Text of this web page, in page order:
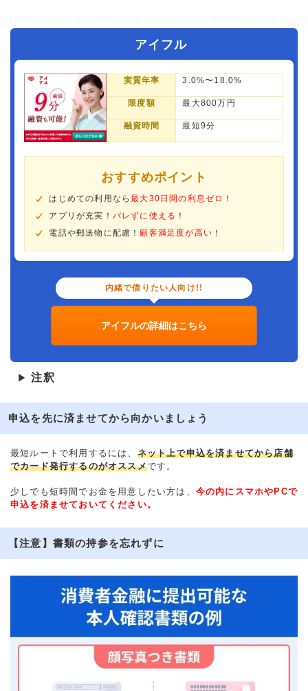
アイフル
実質年率 3.0%〜18.0%
限度額 最大800万円
融資時間 最短9分
おすすめポイント
はじめての利用なら最大30日間の利息ゼロ ！
アプリが充実！ バレずに使える ！
電話や郵送物に配慮！顧客満足度が高い ！
内緒で借りたい人向け!!
アイフルの詳細はこちら
▶ 注釈
申込を先に済ませてから向かいましょう
最短ルートで利用するには、 ネット上で申込を済ませてから店舗
でカード発行するのがオススメです。
少しでも短時間でお金を用意したい方は、 今の内にスマホやPCで
申込を済ませておいてください。
【注意】書類の持参を忘れずに